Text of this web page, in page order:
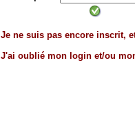
Je ne suis pas encore inscrit,
J'ai oublié mon login et/ou